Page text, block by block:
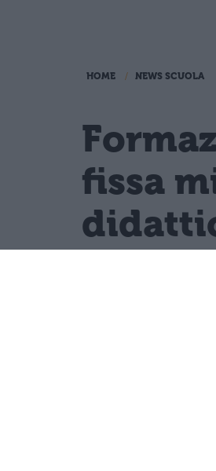
HOME NEWS SCUOLA
fissa